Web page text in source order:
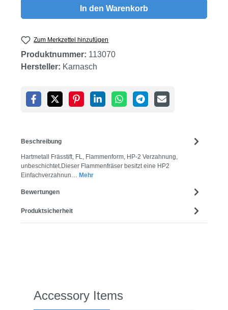
In den Warenkorb
Zum Merkzettel hinzufügen
Produktnummer: 113070
Hersteller: Karnasch
Beschreibung
Hartmetall Frässtift, FL, Flammenform, HP-2 Verzahnung,
unbeschichtet.Dieser Flammenfräser besitzt eine HP2
Einfachverzahnun… Mehr
Bewertungen
Produktsicherheit
Produktgalerie überspringen
Accessory Items